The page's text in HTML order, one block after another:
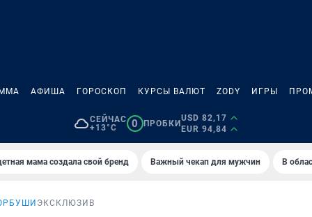
АФИША ГОРОСКОП КУРСЫ ВАЛЮТ ZODY ИГРЫ
СЕЙЧАС
+13°C
0 ПРОБКИ
USD 82,17
EUR 94,84
мама создала свой бренд Важный чекап для мужчин В
ЭКСКЛЮЗИВ